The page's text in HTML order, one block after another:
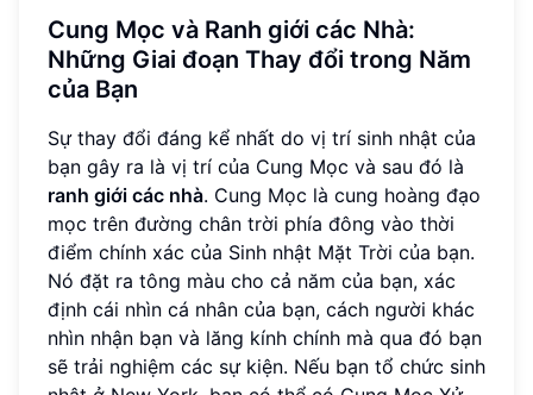
Cung Mọc và Ranh giới các Nhà:
Những Giai đoạn Thay đổi trong Năm
của Bạn
Sự thay đổi đáng kể nhất do vị trí sinh nhật của
bạn gây ra là vị trí của Cung Mọc và sau đó là
ranh giới các nhà. Cung Mọc là cung hoàng đạo
mọc trên đường chân trời phía đông vào thời
điểm chính xác của Sinh nhật Mặt Trời của bạn.
Nó đặt ra tông màu cho cả năm của bạn, xác
định cái nhìn cá nhân của bạn, cách người khác
nhìn nhận bạn và lăng kính chính mà qua đó bạn
sẽ trải nghiệm các sự kiện. Nếu bạn tổ chức sinh